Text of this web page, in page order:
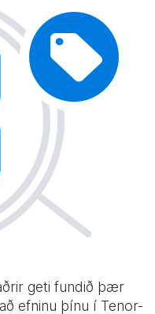
geti fundið þær
efninu þínu í Tenor-